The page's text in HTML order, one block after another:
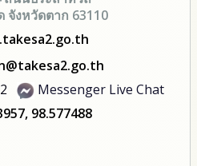
จังหวัดตาก 63110
Messenger Live Chat
98.577488